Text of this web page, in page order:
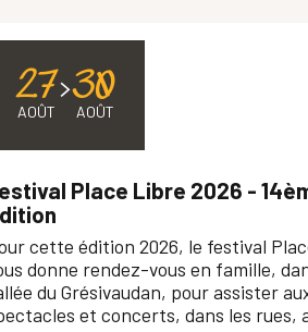
27
AOÛT
30
AOÛT
Place Libre 2026 -
cette édition 2026, le festival
donne rendez-vous en famille,
du Grésivaudan, pour assister
et concerts, dans les rues,